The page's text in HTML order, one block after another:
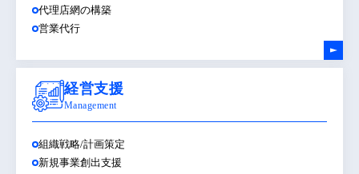
代理店網の構築
営業代行
経営支援
Management
組織戦略/計画策定
新規事業創出支援